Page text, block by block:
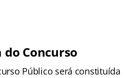
Concurso
Público será constituída